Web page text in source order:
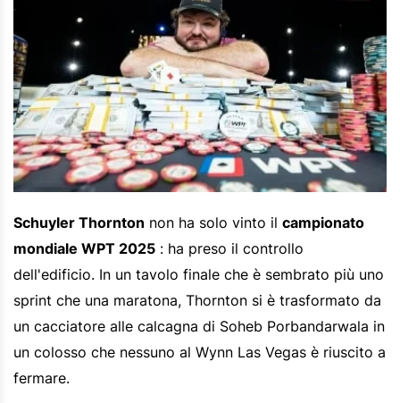
Schuyler Thornton non ha solo vinto il campionato
mondiale WPT 2025 : ha preso il controllo
dell'edificio. In un tavolo finale che è sembrato più uno
sprint che una maratona, Thornton si è trasformato da
un cacciatore alle calcagna di Soheb Porbandarwala in
un colosso che nessuno al Wynn Las Vegas è riuscito a
fermare.